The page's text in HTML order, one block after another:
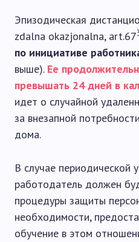
Эпизодическая
zdalna okazjonalna, art.67
по инициативе
выше). Ее
превышать 24 дней в
идет о случайной
за внезапной
дома.
В случае периодической
работодатель должен
процедуры защиты
необходимости,
обучение в этом